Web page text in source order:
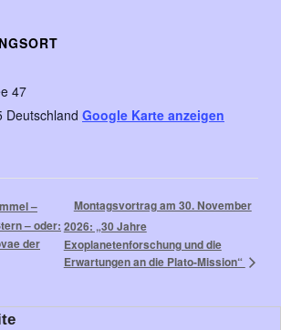
47
Deutschland Google Karte anzeigen
–
– oder:
der
Montagsvortrag am 30. November
2026: „30 Jahre
Exoplanetenforschung und die
Erwartungen an die Plato-Mission“